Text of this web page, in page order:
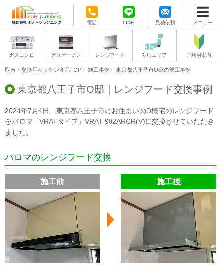
電話 LINE 見積依頼 メニュー
ガスコンロ ガスオーブン レンジフード 対応エリア ご利用案内
取替・交換用キッチン商品TOP 施工事例 東京都八王子市O邸の施工事例
東京都八王子市O邸｜レンジフード交換事例
2024年7月4日、東京都八王子市にお住まいのO様宅のレンジフード
をパロマ「VRATタイプ」VRAT-902ARCR(V)に交換させていただき
ました。
パロマのレンジフード交換
施工前 施工後